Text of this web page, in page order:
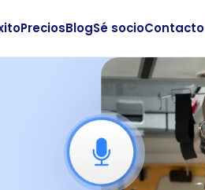
PreciosBlogSé socioContacto